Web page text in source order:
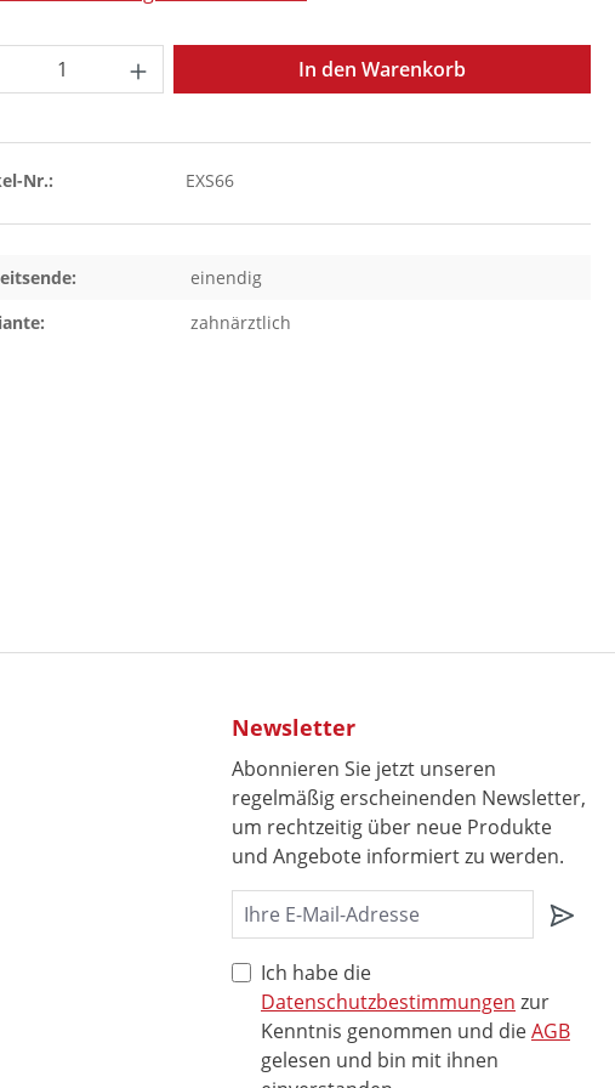
Anzahl: Gib den gewünschten Wert
In den Warenkorb
Nr.: EXS66
einendig
zahnärztlich
Newsletter
Abonnieren Sie jetzt unseren
regelmäßig erscheinenden Newsletter,
um rechtzeitig über neue Produkte
und Angebote informiert zu werden.
Ich habe die
Datenschutzbestimmungen zur
Kenntnis genommen und dieAGB
gelesen und bin mit ihnen